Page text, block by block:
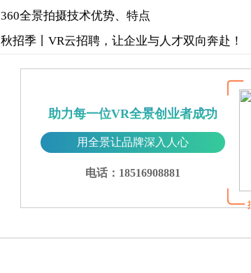
360全景拍摄技术优势、特点
秋招季丨VR云招聘，让企业与人才双向奔赴！
助力每一位VR全景创业者成功
用全景让品牌深入人心
电话：18516908881